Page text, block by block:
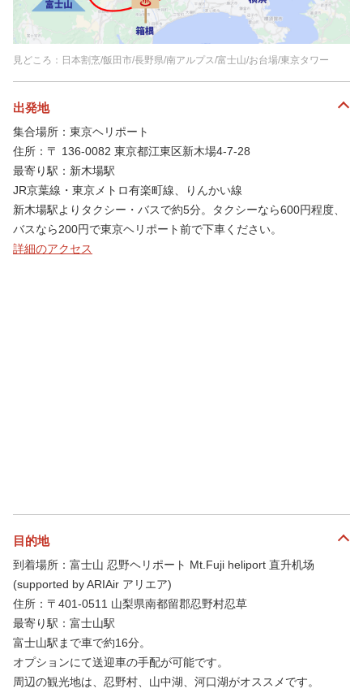
見どころ：日本割烹/飯田市/長野県/南アルプス/富士山/お台場/東京タワー
出発地
集合場所：東京ヘリポート
住所：〒 136-0082 東京都江東区新木場4-7-28
最寄り駅：新木場駅
JR京葉線・東京メトロ有楽町線、りんかい線
新木場駅よりタクシー・バスで約5分。タクシーなら600円程度、
バスなら200円で東京ヘリポート前で下車ください。
詳細のアクセス
目的地
到着場所：富士山 忍野ヘリポート Mt.Fuji heliport 直升机场
(supported by ARIAir アリエア)
住所：〒401-0511 山梨県南都留郡忍野村忍草
最寄り駅：富士山駅
富士山駅まで車で約16分。
オプションにて送迎車の手配が可能です。
周辺の観光地は、忍野村、山中湖、河口湖がオススメです。